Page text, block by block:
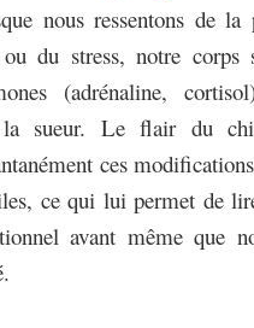
nous ressentons de
du stress, notre corps
(adrénaline,
sueur. Le flair du
ces
ce qui lui permet de
avant même que